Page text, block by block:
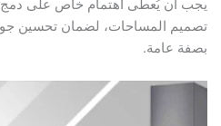
أن يُعطى اهتمام خاص على دمج أنظمة
المساحات، لضمان تحسين جودة
عامة.